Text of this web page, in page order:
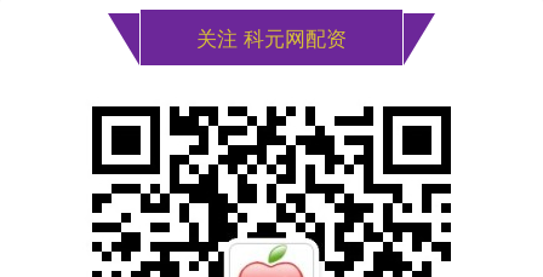
关注 科元网配资